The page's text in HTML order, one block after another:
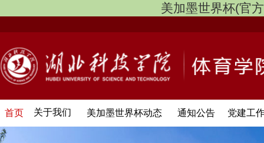
美加墨世界杯(官
首页 关于我们 美加墨世界杯动态 通知公告 党建工